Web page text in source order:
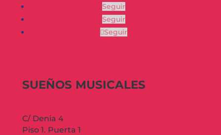
Seguir
Seguir
Seguir
SUEÑOS MUSICALES
C/ Denia 4
Piso 1. Puerta 1